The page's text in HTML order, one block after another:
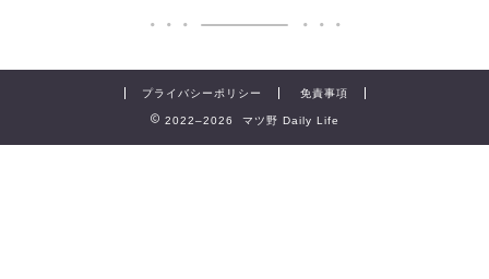
プライバシーポリシー 免責事項
2022–2026 マツ野 Daily Life